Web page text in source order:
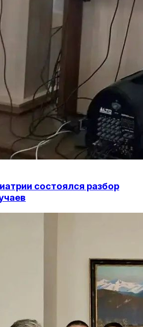
состоялся разбор